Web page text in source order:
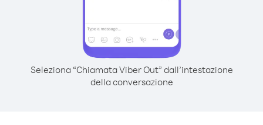
Seleziona “Chiamata Viber Out” dall’intestazione
della conversazione